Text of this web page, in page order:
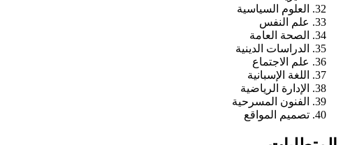
العلوم السياسية
علم النفس
الصحة العامة
الدراسات الدينية
علم الاجتماع
اللغة الإسبانية
الإدارة الرياضية
الفنون المسرحية
تصميم المواقع